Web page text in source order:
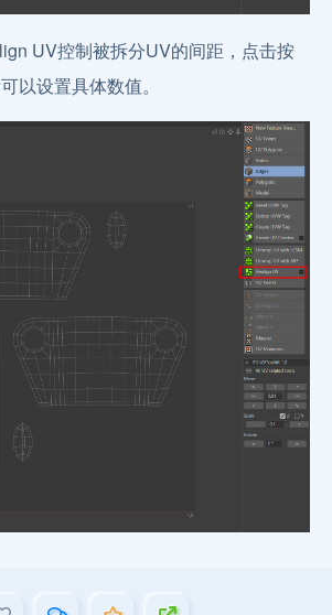
UV控制被拆分UV的间距，点击按
以设置具体数值。